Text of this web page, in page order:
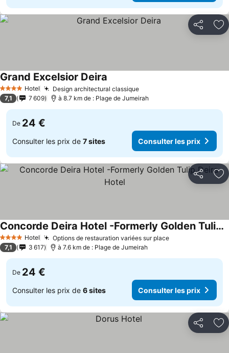
Partager
4 Étoiles Hotel Design architectural classiqueConsulter les prix
Grand Excelsior Deira
7,1 7 609 à 8.7 km de : Plage de Jumeirah
De 24 €
Consulter les prix de 7 sites Consulter les prix
Partager
4 Étoiles Hotel Options de restauration variées sur placeConsulter les
Concorde Deira Hotel -Formerly Golden Tulip Deira Hotel
Consulter les prix
7,1 3 617 à 7.6 km de : Plage de Jumeirah
De 24 €
Consulter les prix de 6 sites Consulter les prix
Partager